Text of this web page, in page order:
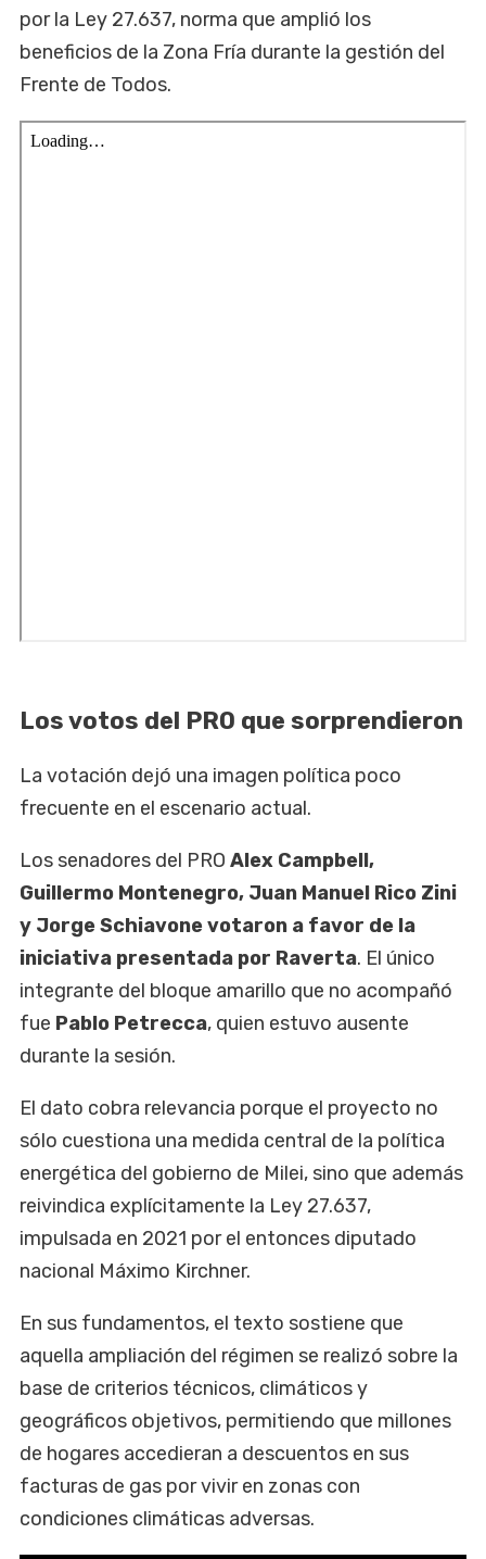
por la Ley 27.637, norma que amplió los
beneficios de la Zona Fría durante la gestión del
Frente de Todos.
Los votos del PRO que sorprendieron
La votación dejó una imagen política poco
frecuente en el escenario actual.
Los senadores del PRO Alex Campbell,
Guillermo Montenegro, Juan Manuel Rico Zini
y Jorge Schiavone votaron a favor de la
iniciativa presentada por Raverta. El único
integrante del bloque amarillo que no acompañó
fue Pablo Petrecca, quien estuvo ausente
durante la sesión.
El dato cobra relevancia porque el proyecto no
sólo cuestiona una medida central de la política
energética del gobierno de Milei, sino que además
reivindica explícitamente la Ley 27.637,
impulsada en 2021 por el entonces diputado
nacional Máximo Kirchner.
En sus fundamentos, el texto sostiene que
aquella ampliación del régimen se realizó sobre la
base de criterios técnicos, climáticos y
geográficos objetivos, permitiendo que millones
de hogares accedieran a descuentos en sus
facturas de gas por vivir en zonas con
condiciones climáticas adversas.